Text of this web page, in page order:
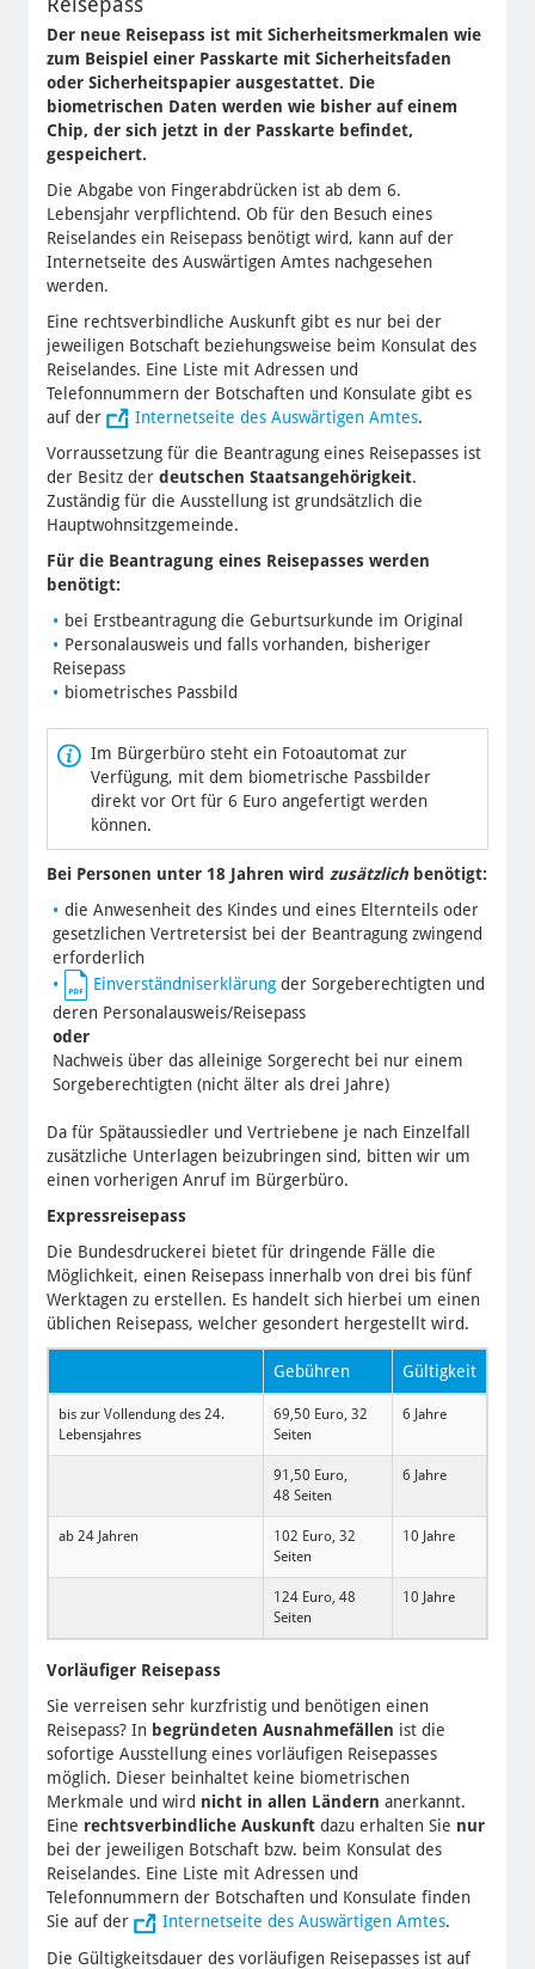
Der neue Reisepass ist mit Sicherheitsmerkmalen wie
zum Beispiel einer Passkarte mit Sicherheitsfaden
oder Sicherheitspapier ausgestattet. Die
biometrischen Daten werden wie bisher auf einem
Chip, der sich jetzt in der Passkarte befindet,
gespeichert.
Die Abgabe von Fingerabdrücken ist ab dem 6.
Lebensjahr verpflichtend. Ob für den Besuch eines
Reiselandes ein Reisepass benötigt wird, kann auf der
Internetseite des Auswärtigen Amtes nachgesehen
werden.
Eine rechtsverbindliche Auskunft gibt es nur bei der
jeweiligen Botschaft beziehungsweise beim Konsulat des
Reiselandes. Eine Liste mit Adressen und
Telefonnummern der Botschaften und Konsulate gibt es
auf der
Internetseite des Auswärtigen Amtes.
Vorraussetzung für die Beantragung eines Reisepasses ist
der Besitz der deutschen Staatsangehörigkeit.
Zuständig für die Ausstellung ist grundsätzlich die
Hauptwohnsitzgemeinde.
Für die Beantragung eines Reisepasses werden
benötigt:
bei Erstbeantragung die Geburtsurkunde im Original
Personalausweis und falls vorhanden, bisheriger
Reisepass
biometrisches Passbild
Im Bürgerbüro steht ein Fotoautomat zur
Verfügung, mit dem biometrische Passbilder
direkt vor Ort für 6 Euro angefertigt werden
können.
Bei Personen unter 18 Jahren wird zusätzlichbenötigt:
die Anwesenheit des Kindes und eines Elternteils oder
gesetzlichen Vertretersist bei der Beantragung zwingend
erforderlich
Einverständniserklärungder Sorgeberechtigten und
deren Personalausweis/Reisepass
oder
Nachweis über das alleinige Sorgerecht bei nur einem
Sorgeberechtigten (nicht älter als drei Jahre)
Da für Spätaussiedler und Vertriebene je nach Einzelfall
zusätzliche Unterlagen beizubringen sind, bitten wir um
einen vorherigen Anruf im Bürgerbüro.
Expressreisepass
Die Bundesdruckerei bietet für dringende Fälle die
Möglichkeit, einen Reisepass innerhalb von drei bis fünf
Werktagen zu erstellen. Es handelt sich hierbei um einen
üblichen Reisepass, welcher gesondert hergestellt wird.
Gebühren Gültigkeit
bis zur Vollendung des 24.
Lebensjahres
69,50 Euro, 32
Seiten
6 Jahre
91,50 Euro,
48 Seiten
6 Jahre
ab 24 Jahren
102 Euro, 32
Seiten
10 Jahre
124 Euro, 48
Seiten
10 Jahre
Vorläufiger Reisepass
Sie verreisen sehr kurzfristig und benötigen einen
Reisepass? In begründeten Ausnahmefällen ist die
sofortige Ausstellung eines vorläufigen Reisepasses
möglich. Dieser beinhaltet keine biometrischen
Merkmale und wird nicht in allen Ländern anerkannt.
Eine rechtsverbindliche Auskunftdazu erhalten Sie nur
bei der jeweiligen Botschaft bzw. beim Konsulat des
Reiselandes. Eine Liste mit Adressen und
Telefonnummern der Botschaften und Konsulate finden
Sie auf der
Internetseite des Auswärtigen Amtes.
Die Gültigkeitsdauer des vorläufigen Reisepasses ist auf